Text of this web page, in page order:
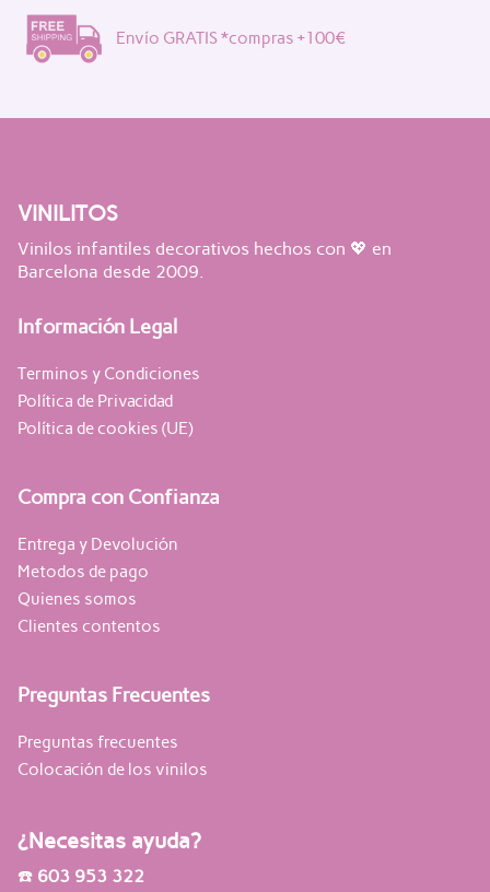
Envío GRATIS *compras +100€
VINILITOS
Vinilos infantiles decorativos hechos con 💖 en
Barcelona desde 2009.
Información Legal
Terminos y Condiciones
Política de Privacidad
Política de cookies (UE)
Compra con Confianza
Entrega y Devolución
Metodos de pago
Quienes somos
Clientes contentos
Preguntas Frecuentes
Preguntas frecuentes
Colocación de los vinilos
¿Necesitas ayuda?
☎️ 603 953 322